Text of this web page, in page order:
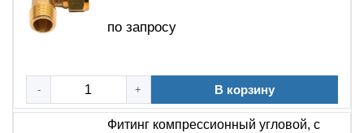
качественное угловое соединение, которое прослужит
долгие годы без потери герметичности.
по запросу
- + В корзину
Фитинг компрессионный угловой, с